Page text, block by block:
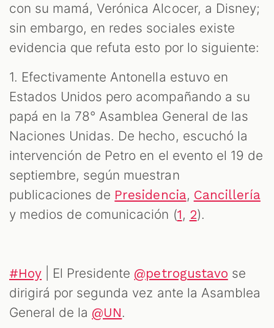
con su mamá, Verónica Alcocer, a Disney;
sin embargo, en redes sociales existe
evidencia que refuta esto por lo siguiente:
1. Efectivamente Antonella estuvo en
Estados Unidos pero acompañando a su
papá en la 78° Asamblea General de las
Naciones Unidas. De hecho, escuchó la
intervención de Petro en el evento el 19 de
septiembre, según muestran
publicaciones de Presidencia, Cancillería
y medios de comunicación (1, 2).
#Hoy | El Presidente @petrogustavo se
dirigirá por segunda vez ante la Asamblea
General de la @UN.